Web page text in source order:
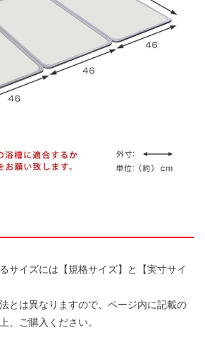
サイズには【規格サイズ】と【実寸サイ
とは異なりますので、ページ内に記載の
、ご購入ください。